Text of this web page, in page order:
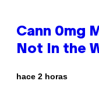
Cann 0mg
Not In the
hace 2 horas